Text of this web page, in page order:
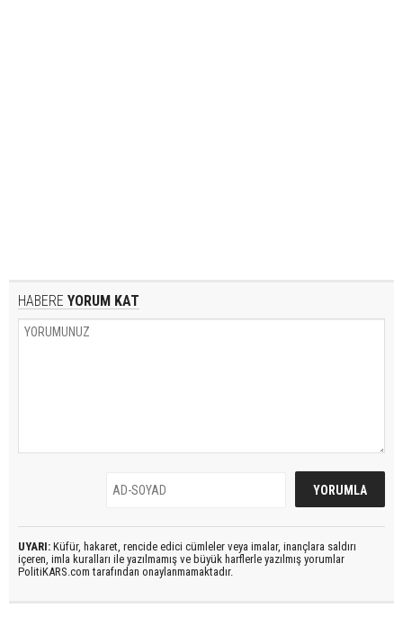
HABERE YORUM KAT
UYARI: Küfür, hakaret, rencide edici cümleler veya imalar, inançlara saldırı
içeren, imla kuralları ile yazılmamış ve büyük harflerle yazılmış yorumlar
PolitiKARS.com tarafından onaylanmamaktadır.